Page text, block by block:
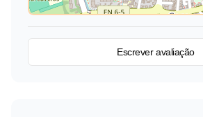
Escrever avaliação